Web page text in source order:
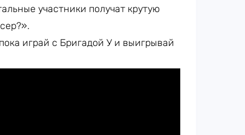
участники получат крутую
играй с Бригадой У и выигрывай